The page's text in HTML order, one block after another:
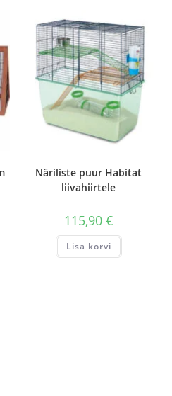
Näriliste puur Habitat
liivahiirtele
115,90 €
Lisa korvi